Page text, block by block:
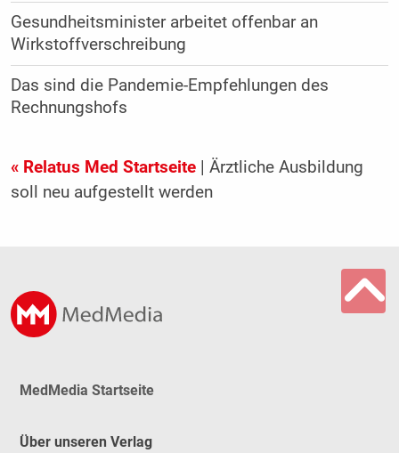
Gesundheitsminister arbeitet offenbar an
Wirkstoffverschreibung
Das sind die Pandemie-Empfehlungen des
Rechnungshofs
« Relatus Med Startseite| Ärztliche Ausbildung
soll neu aufgestellt werden
MedMedia Startseite
Über unseren Verlag